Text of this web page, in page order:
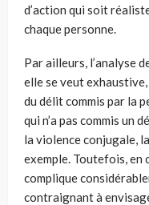
d’action qui soit
chaque personne.
Par ailleurs, l’analyse
ellese veut
du délit commis par la
qui n’a pas commis un
la violence conjugale,
exemple. Toutefois, en
complique
contraignant à